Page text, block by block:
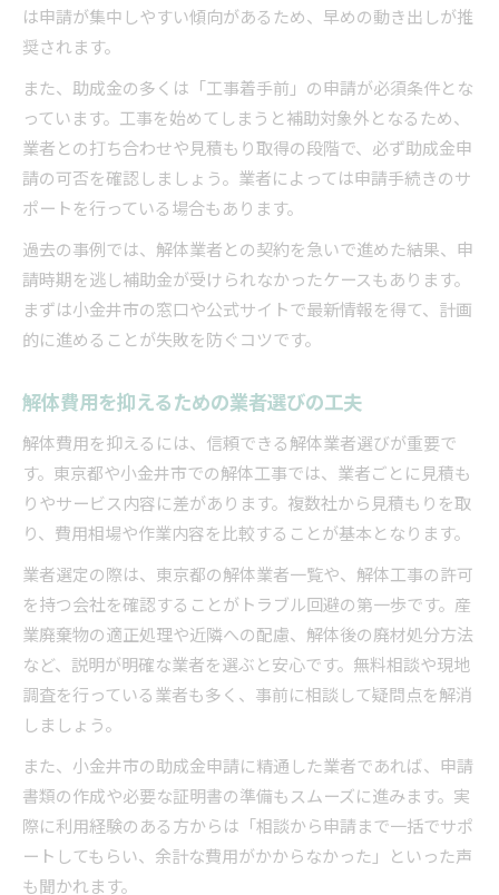
は申請が集中しやすい傾向があるため、早めの動き出しが推
奨されます。
また、助成金の多くは「工事着手前」の申請が必須条件とな
っています。工事を始めてしまうと補助対象外となるため、
業者との打ち合わせや見積もり取得の段階で、必ず助成金申
請の可否を確認しましょう。業者によっては申請手続きのサ
ポートを行っている場合もあります。
過去の事例では、解体業者との契約を急いで進めた結果、申
請時期を逃し補助金が受けられなかったケースもあります。
まずは小金井市の窓口や公式サイトで最新情報を得て、計画
的に進めることが失敗を防ぐコツです。
解体費用を抑えるための業者選びの工夫
解体費用を抑えるには、信頼できる解体業者選びが重要で
す。東京都や小金井市での解体工事では、業者ごとに見積も
りやサービス内容に差があります。複数社から見積もりを取
り、費用相場や作業内容を比較することが基本となります。
業者選定の際は、東京都の解体業者一覧や、解体工事の許可
を持つ会社を確認することがトラブル回避の第一歩です。産
業廃棄物の適正処理や近隣への配慮、解体後の廃材処分方法
など、説明が明確な業者を選ぶと安心です。無料相談や現地
調査を行っている業者も多く、事前に相談して疑問点を解消
しましょう。
また、小金井市の助成金申請に精通した業者であれば、申請
書類の作成や必要な証明書の準備もスムーズに進みます。実
際に利用経験のある方からは「相談から申請まで一括でサポ
ートしてもらい、余計な費用がかからなかった」といった声
も聞かれます。